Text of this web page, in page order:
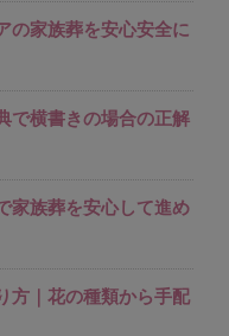
の家族葬を安心安全に
で横書きの場合の正解
家族葬を安心して進め
方｜花の種類から手配